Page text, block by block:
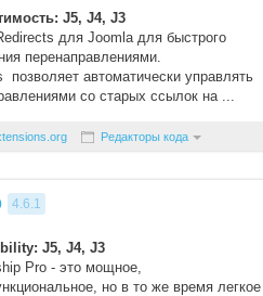
J5, J4, J3
для Joomla для быстрого
перенаправлениями.
позволяет автоматически управлять
со старых ссылок на ...
Редакторы кода
4.6.1
J5, J4, J3
Pro - это мощное,
но в то же время легкое